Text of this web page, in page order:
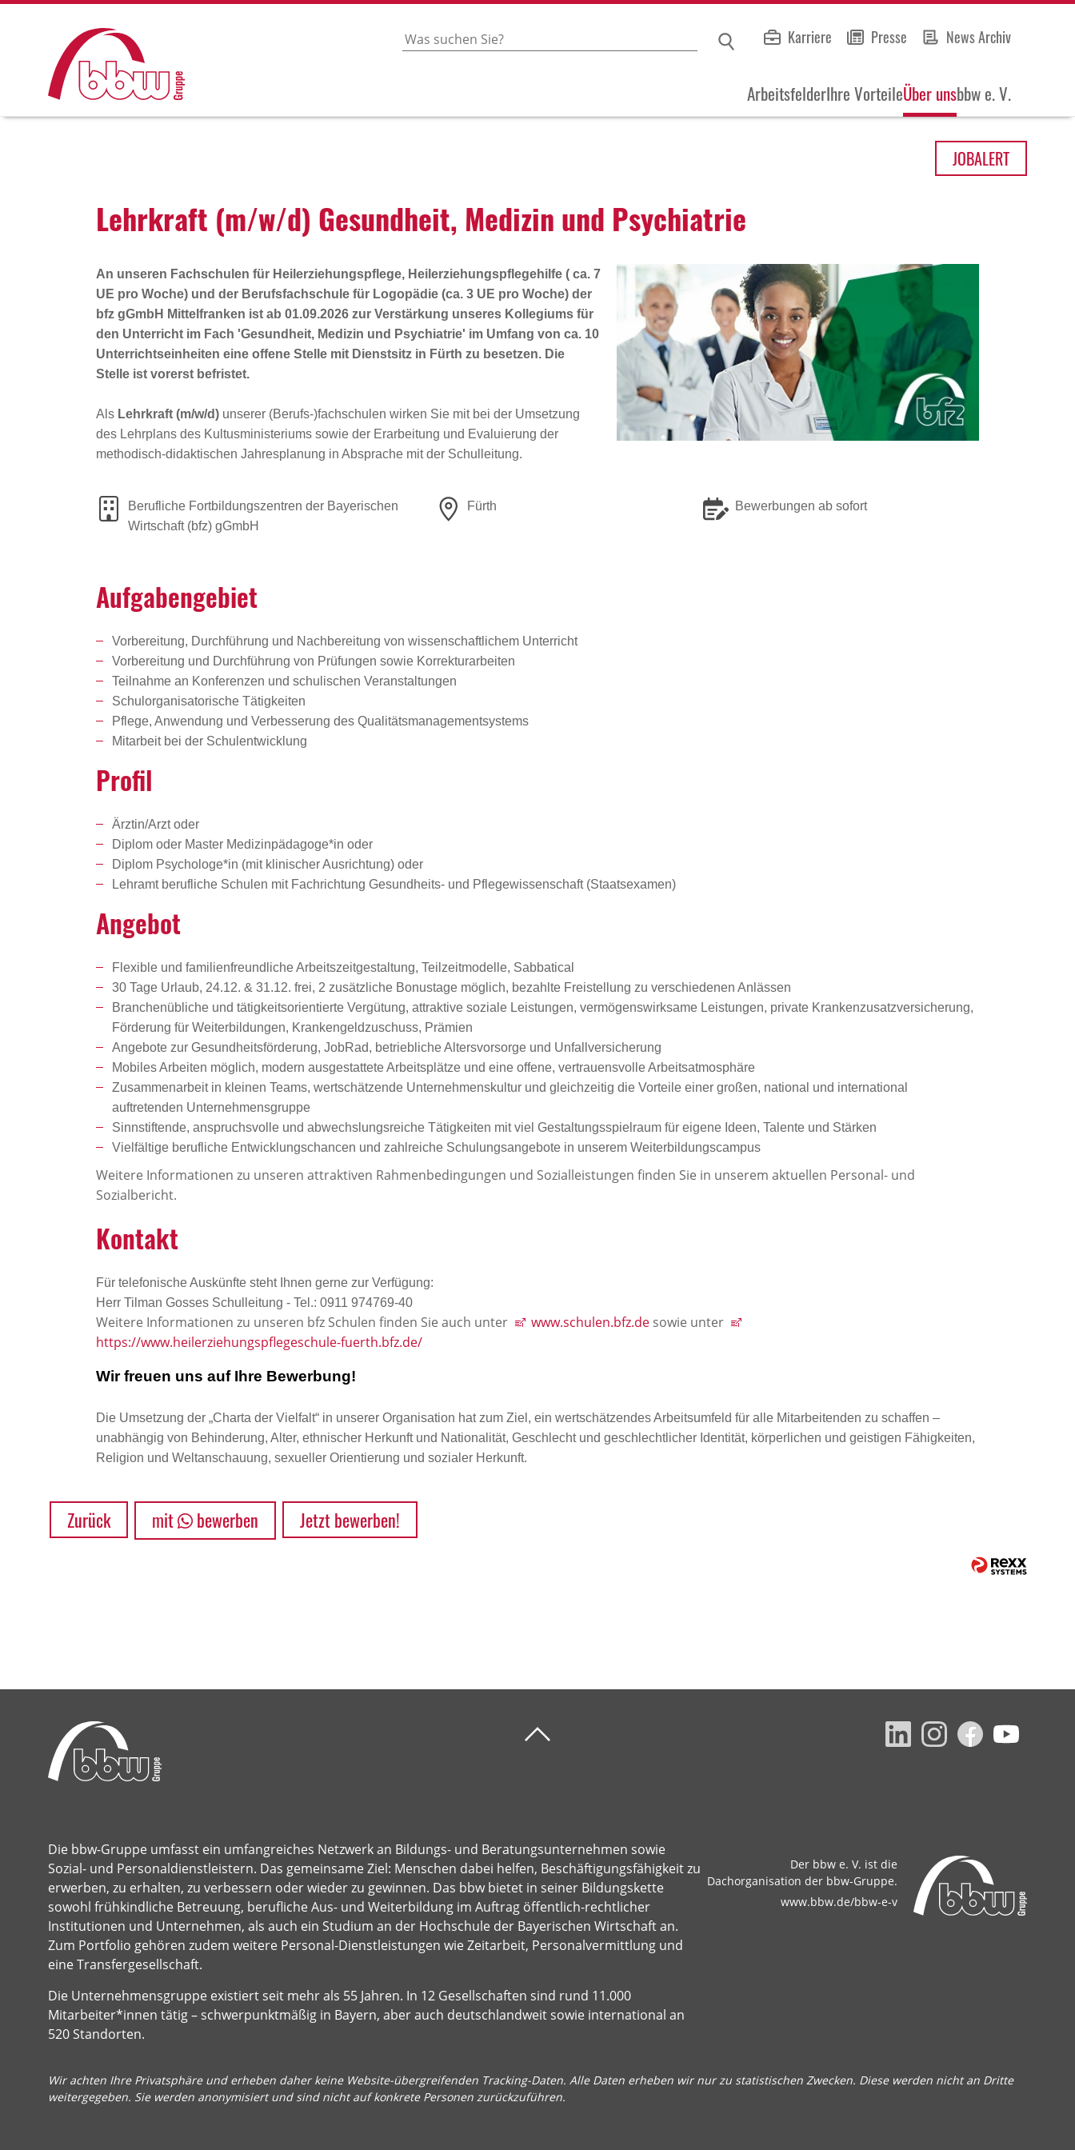
Karriere Presse News Archiv
ArbeitsfelderIhre VorteileÜber unsbbw e. V.
JOBALERT
Lehr­kraft (m/w/d) Gesund­heit, Medizin und Psych­i­a­trie
An unseren Fachschulen für Heilerziehungspflege, Heilerziehungspflegehilfe ( ca. 7
UE pro Woche) und der Berufsfachschule für Logopädie (ca. 3 UE pro Woche) der
bfz gGmbH Mittelfranken ist ab 01.09.2026 zur Verstärkung unseres Kollegiums für
den Unterricht im Fach 'Gesundheit, Medizin und Psychiatrie' im Umfang von ca. 10
Unterrichtseinheiten eine offene Stelle mit Dienstsitz in Fürth zu besetzen. Die
Stelle ist vorerst befristet.
Als Lehrkraft (m/w/d) unserer (Berufs-)fachschulen wirken Sie mit bei der Umsetzung
des Lehrplans des Kultusministeriums sowie der Erarbeitung und Evaluierung der
methodisch-didaktischen Jahresplanung in Absprache mit der Schulleitung.
Berufliche Fortbildungszentren der Bayerischen
Wirtschaft (bfz) gGmbH
Fürth Bewerbungen ab sofort
Aufga­ben­ge­biet
Vorbereitung, Durchführung und Nachbereitung von wissenschaftlichem Unterricht
Vorbereitung und Durchführung von Prüfungen sowie Korrekturarbeiten
Teilnahme an Konferenzen und schulischen Veranstaltungen
Schulorganisatorische Tätigkeiten
Pflege, Anwendung und Verbesserung des Qualitätsmanagementsystems
Mitarbeit bei der Schulentwicklung
Profil
Ärztin/Arzt oder
Diplom oder Master Medizinpädagoge*in oder
Diplom Psychologe*in (mit klinischer Ausrichtung) oder
Lehramt berufliche Schulen mit Fachrichtung Gesundheits- und Pflegewissenschaft (Staatsexamen)
Angebot
Flexible und familienfreundliche Arbeitszeitgestaltung, Teilzeitmodelle, Sabbatical
30 Tage Urlaub, 24.12. & 31.12. frei, 2 zusätzliche Bonustage möglich, bezahlte Freistellung zu verschiedenen Anlässen
Branchenübliche und tätigkeitsorientierte Vergütung, attraktive soziale Leistungen, vermögenswirksame Leistungen, private Krankenzusatzversicherung,
Förderung für Weiterbildungen, Krankengeldzuschuss, Prämien
Angebote zur Gesundheitsförderung, JobRad, betriebliche Altersvorsorge und Unfallversicherung
Mobiles Arbeiten möglich, modern ausgestattete Arbeitsplätze und eine offene, vertrauensvolle Arbeitsatmosphäre
Zusammenarbeit in kleinen Teams, wertschätzende Unternehmenskultur und gleichzeitig die Vorteile einer großen, national und international
auftretenden Unternehmensgruppe
Sinnstiftende, anspruchsvolle und abwechslungsreiche Tätigkeiten mit viel Gestaltungsspielraum für eigene Ideen, Talente und Stärken
Vielfältige berufliche Entwicklungschancen und zahlreiche Schulungsangebote in unserem Weiterbildungscampus
Weitere Informationen zu unseren attraktiven Rahmenbedingungen und Sozialleistungen finden Sie in unserem aktuellen Personal- und
Sozialbericht.
Kontakt
Für telefonische Auskünfte steht Ihnen gerne zur Verfügung:
Herr Tilman Gosses Schulleitung - Tel.: 0911 974769-40
Weitere Informationen zu unseren bfz Schulen finden Sie auch unter www.schulen.bfz.de sowie unter
https://www.heilerziehungspflegeschule-fuerth.bfz.de/
Wir freuen uns auf Ihre Bewerbung!
Die Umsetzung der „Charta der Vielfalt“ in unserer Organisation hat zum Ziel, ein wertschätzendes Arbeitsumfeld für alle Mitarbeitenden zu schaffen –
unabhängig von Behinderung, Alter, ethnischer Herkunft und Nationalität, Geschlecht und geschlechtlicher Identität, körperlichen und geistigen Fähigkeiten,
Religion und Weltanschauung, sexueller Orientierung und sozialer Herkunft.
Zurück mit bewerben Jetzt bewerben!
Die bbw-Gruppe umfasst ein umfangreiches Netzwerk an Bildungs- und Beratungsunternehmen sowie
Sozial- und Personaldienstleistern. Das gemeinsame Ziel: Menschen dabei helfen, Beschäftigungsfähigkeit zu
erwerben, zu erhalten, zu verbessern oder wieder zu gewinnen. Das bbw bietet in seiner Bildungskette
sowohl frühkindliche Betreuung, berufliche Aus- und Weiterbildung im Auftrag öffentlich-rechtlicher
Institutionen und Unternehmen, als auch ein Studium an der Hochschule der Bayerischen Wirtschaft an.
Zum Portfolio gehören zudem weitere Personal-Dienstleistungen wie Zeitarbeit, Personalvermittlung und
eine Transfergesellschaft.
Die Unternehmensgruppe existiert seit mehr als 55 Jahren. In 12 Gesellschaften sind rund 11.000
Mitarbeiter*innen tätig – schwerpunktmäßig in Bayern, aber auch deutschlandweit sowie international an
520 Standorten.
Der bbw e. V. ist die
Dachorganisation der bbw-Gruppe.
www.bbw.de/bbw-e-v
Wir achten Ihre Privatsphäre und erheben daher keine Website-übergreifenden Tracking-Daten. Alle Daten erheben wir nur zu statistischen Zwecken. Diese werden nicht an Dritte
weitergegeben. Sie werden anonymisiert und sind nicht auf konkrete Personen zurückzuführen.